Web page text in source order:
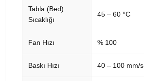
Tabla (Bed)
Sıcaklığı
45 – 60 °C
Fan Hızı % 100
Baskı Hızı 40 – 100 mm/s